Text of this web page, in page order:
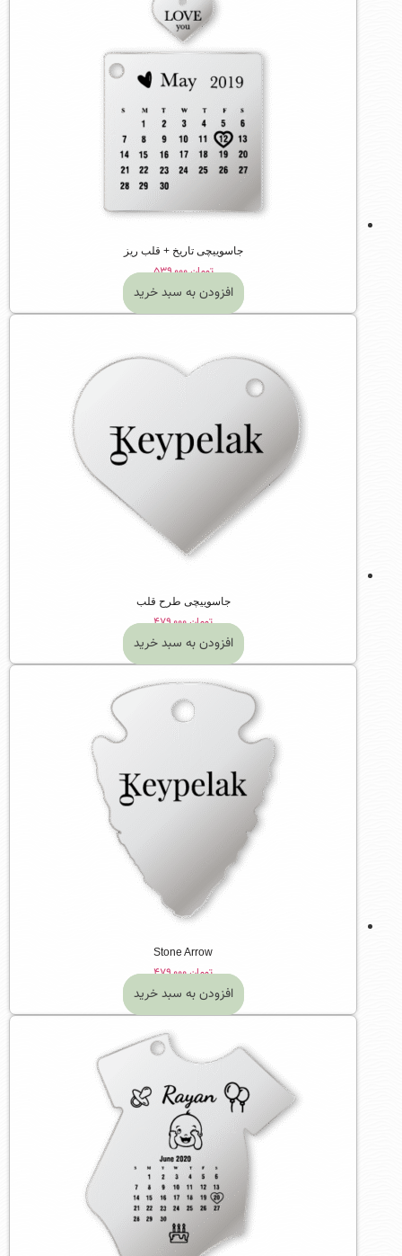
جاسوییچی تاریخ + قلب ریز
تومان۵۳۹,۰۰۰
افزودن به سبد خرید
جاسوییچی طرح قلب
تومان۴۷۹,۰۰۰
افزودن به سبد خرید
Stone Arrow
تومان۴۷۹,۰۰۰
افزودن به سبد خرید